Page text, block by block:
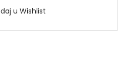
u Wishlist